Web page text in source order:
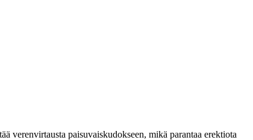
verenvirtausta paisuvaiskudokseen, mikä parantaa erektiota